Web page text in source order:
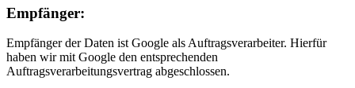
Empfänger:
Empfänger der Daten ist Google als Auftragsverarbeiter. Hierfür
haben wir mit Google den entsprechenden
Auftragsverarbeitungsvertrag abgeschlossen.